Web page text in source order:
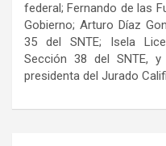
federal; Fernando de las
Gobierno; Arturo Díaz
35 del SNTE; Isela
Sección 38 del SNTE, y
presidenta del Jurado